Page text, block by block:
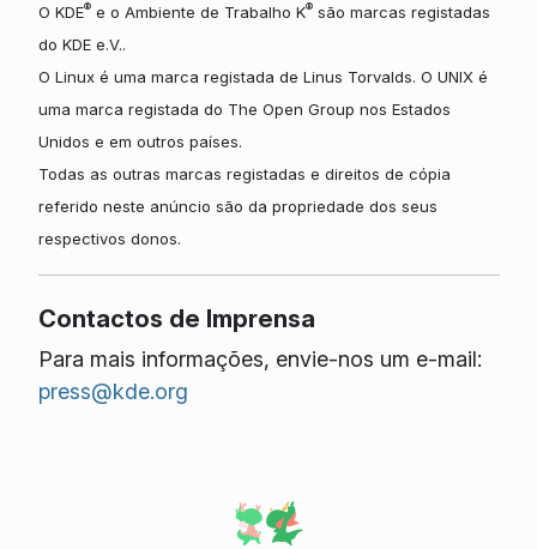
O KDE®e o Ambiente de Trabalho K®são marcas registadas
do KDE e.V..
O Linux é uma marca registada de Linus Torvalds. O UNIX é
uma marca registada do The Open Group nos Estados
Unidos e em outros países.
Todas as outras marcas registadas e direitos de cópia
referido neste anúncio são da propriedade dos seus
respectivos donos.
Contactos de Imprensa
Para mais informações, envie-nos um e-mail:
press@kde.org